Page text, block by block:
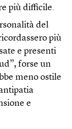
più difficile.
del
più
e presenti
forse un
meno ostile
e